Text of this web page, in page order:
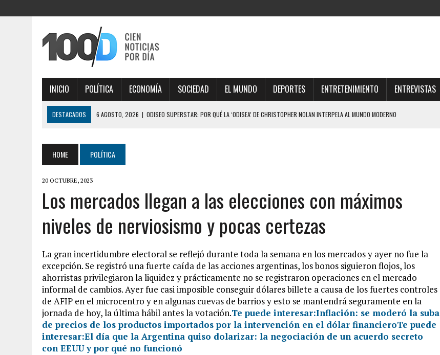
INICIO POLÍTICA ECONOMÍA SOCIEDAD EL MUNDO DEPORTES ENTRETENIMIENTO ENTREVISTAS
DESTACADOS 6 AGOSTO, 2026 | ODISEO SUPERSTAR: POR QUÉ LA ‘ODISEA’ DE CHRISTOPHER NOLAN INTERPELA AL MUNDO MODERNO
LEY DE TIERRAS: EL SENADO VUELVE A DARLE UN GOLPE DE REALIDAD A JAVIER MILEI Y ELIMINÓ EL CAPÍTULO QUE ABRIÓ EL DEBATE
6 AGOSTO, 2026 | TRES GOBERNADORES INFLUYERON EN EL SENADO Y LE DIERON EL GOLPE DE GRACIA A LA EXTRANJERIZACIÓN DE TIERRAS
6 AGOSTO, 2026
MARRUECOS POR APOYO
HOME POLÍTICA
20 OCTUBRE, 2023
Los mercados llegan a las elecciones con máximos
niveles de nerviosismo y pocas certezas
La gran incertidumbre electoral se reflejó durante toda la semana en los mercados y ayer no fue la
excepción. Se registró una fuerte caída de las acciones argentinas, los bonos siguieron flojos, los
ahorristas privilegiaron la liquidez y prácticamente no se registraron operaciones en el mercado
informal de cambios. Ayer fue casi imposible conseguir dólares billete a causa de los fuertes controles
de AFIP en el microcentro y en algunas cuevas de barrios y esto se mantendrá seguramente en la
jornada de hoy, la última hábil antes la votación.Te puede interesar:Inflación: se moderó la suba
de precios de los productos importados por la intervención en el dólar financieroTe puede
interesar:El día que la Argentina quiso dolarizar: la negociación de un acuerdo secreto
con EEUU y por qué no funcionó